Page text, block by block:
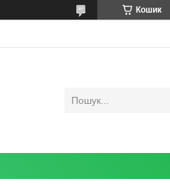
Кошик